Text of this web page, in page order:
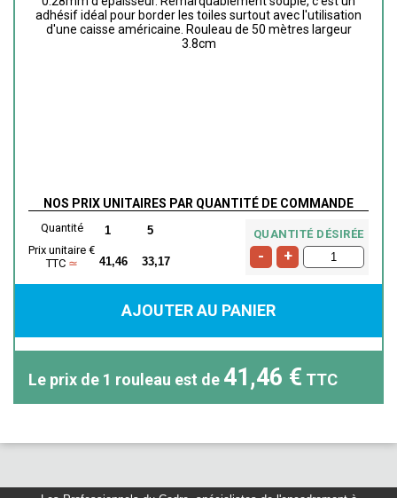
adhésif idéal pour border les toiles surtout avec l'utilisation
d'une caisse américaine. Rouleau de 50 mètres largeur
3.8cm
NOS PRIX UNITAIRES PAR QUANTITÉ DE COMMANDE
Quantité
Prix unitaire €
TTC ≃
1
41,46
5
33,17
QUANTITÉ DÉSIRÉE
- +
AJOUTER AU PANIER
Le prix de 1 rouleau est de 41,46 € TTC